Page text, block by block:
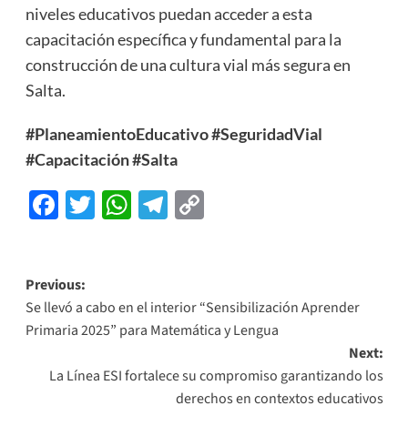
niveles educativos puedan acceder a esta
capacitación específica y fundamental para la
construcción de una cultura vial más segura en
Salta.
#PlaneamientoEducativo#SeguridadVial
#Capacitación#Salta
Facebook
Twitter
WhatsApp
Telegram
Copy
Previous:
Se llevó a cabo en el interior “Sensibilización Aprender
Primaria 2025” para Matemática y Lengua
Next:
La Línea ESI fortalece su compromiso garantizando los
derechos en contextos educativos